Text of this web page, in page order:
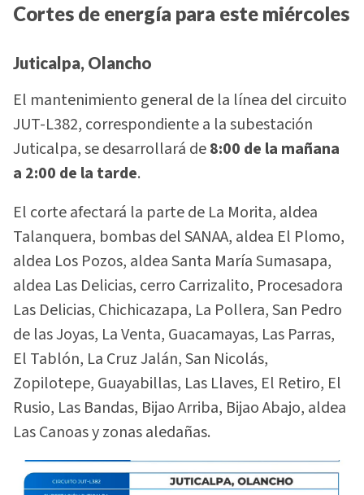
Cortes de energía para este miércoles
Juticalpa, Olancho
El mantenimiento general de la línea del circuito
JUT-L382, correspondiente a la subestación
Juticalpa, se desarrollará de8:00 de la mañana
a 2:00 de la tarde.
El corte afectará la parte de La Morita, aldea
Talanquera, bombas del SANAA, aldea El Plomo,
aldea Los Pozos, aldea Santa María Sumasapa,
aldea Las Delicias, cerro Carrizalito, Procesadora
Las Delicias, Chichicazapa, La Pollera, San Pedro
de las Joyas, La Venta, Guacamayas, Las Parras,
El Tablón, La Cruz Jalán, San Nicolás,
Zopilotepe, Guayabillas, Las Llaves, El Retiro, El
Rusio, Las Bandas, Bijao Arriba, Bijao Abajo, aldea
Las Canoas y zonas aledañas.